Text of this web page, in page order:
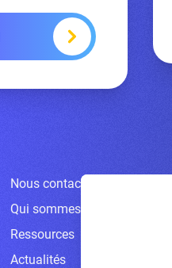
Nous contacter
Qui sommes-nous ?
Ressources
Actualités